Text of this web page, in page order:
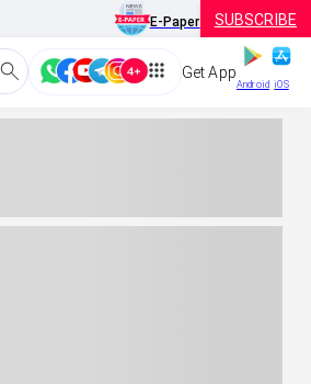
E-Paper SUBSCRIBE
Get App
Android iOS